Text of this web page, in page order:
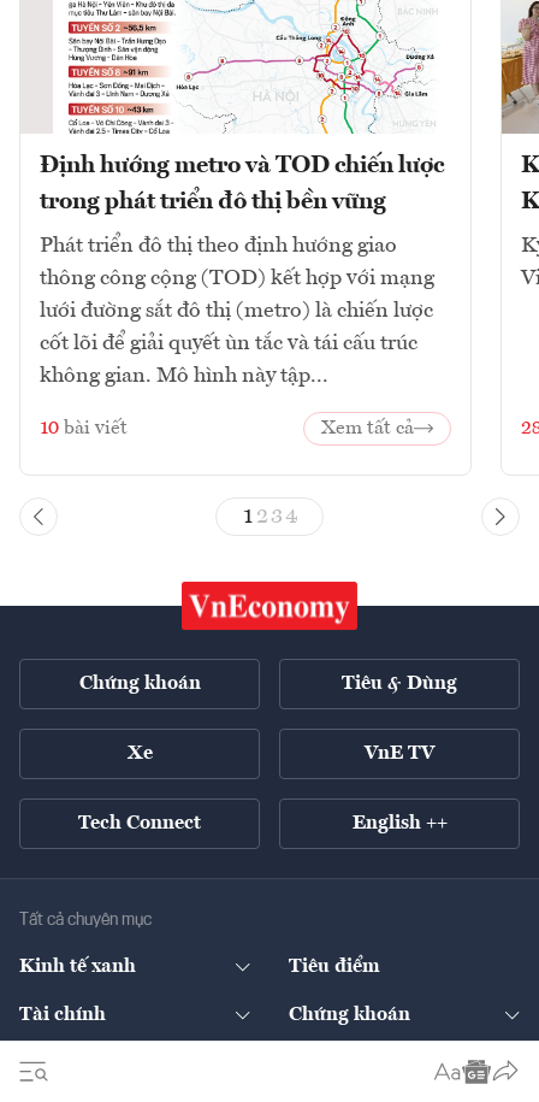
Định hướng metro và TOD chiến lược
trong phát triển đô thị bền vững
Phát triển đô thị theo định hướng giao
thông công cộng (TOD) kết hợp với mạng
lưới đường sắt đô thị (metro) là chiến lược
cốt lõi để giải quyết ùn tắc và tái cấu trúc
không gian. Mô hình này tập...
10 bài viết Xem tất cả
1 23 4
Chứng khoán Tiêu & Dùng
Xe VnE TV
Tech Connect English ++
Tất cả chuyên mục
Kinh tế xanh
Pháp lý
Thương hiệu xanh
Tiêu điểm
Tài chính Chứng khoán
Kinh tế số